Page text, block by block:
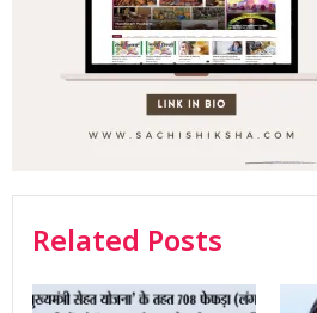
Related Posts